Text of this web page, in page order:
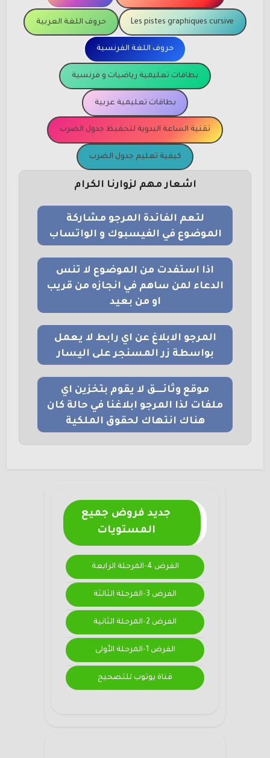
Les pistes graphiques cursive حروف اللغة العربية
حروف اللغة الفرنسية
بطاقات تعليمية رياضيات و فرنسية
بطاقات تعليمية عربية
تقنية الساعة اليدوية لتحفيظ جدول الضرب
كيفية تعليم جدول الضرب
اشعار مهم لزوارنا الكرام
لتعم الفائدة المرجو مشاركة
الموضوع في الفيسبوك و الواتساب
اذا استفدت من الموضوع لا تنس
الدعاء لمن ساهم في انجازه من قريب
او من بعيد
المرجو الابلاغ عن اي رابط لا يعمل
بواسطة زر المسنجر على اليسار
موقع وثائــــق لا يقوم بتخزين اي
ملفات لذا المرجو ابلاغنا في حالة كان
هناك انتهاك لحقوق الملكية
جديد فروض جميع
المستويات
الفرض 4-المرحلة الرابعة
الفرض 3-المرحلة الثالثة
الفرض 2-المرحلة الثانية
الفرض 1-المرحلة الأولى
قناة يوتوب للتصحيح